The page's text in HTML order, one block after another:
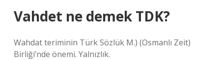
Vahdet ne demek TDK?
Wahdat teriminin Türk Sözlük M.) (Osmanlı Zeit)
Birliği’nde önemi. Yalnızlık.